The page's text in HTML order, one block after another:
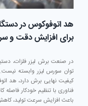
هد اتوفوکوس در
برای افزایش دقت و
در صنعت برش لیزر فلزات،
توان سورس لیزر وابسته
فناوری با تنظیم خودکار فاصله
باعث افزایش سرعت تولید،